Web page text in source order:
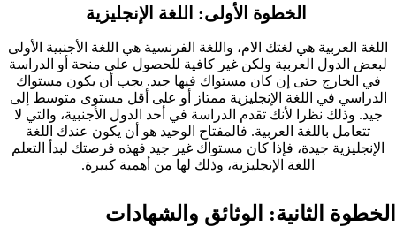
‏‏ الخطوة الأولى: اللغة الإنجليزية
اللغة العربية هي لغتك الام، واللغة الفرنسية هي اللغة الأجنبية الأولى
لبعض الدول العربية ولكن غير كافية للحصول على منحة أو الدراسة
في الخارج حتى إن كان مستواك فيها جيد. يجب أن يكون مستواك
الدراسي في اللغة الإنجليزية ممتاز أو على أقل مستوى متوسط إلى
جيد. وذلك نظرا لأنك تقدم الدراسة في أحد الدول الأجنبية، والتي لا
تتعامل باللغة العربية. فالمفتاح الوحيد هو أن يكون عندك اللغة
الإنجليزية جيدة، فإذا كان مستواك غير جيد فهذه فرصتك لبدأ التعلم
اللغة الإنجليزية، وذلك لها من أهمية كبيرة.
الخطوة الثانية: الوثائق والشهادات ‏